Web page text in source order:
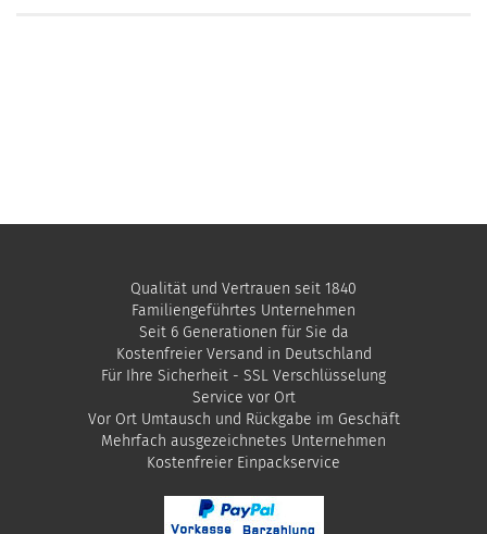
Qualität und Vertrauen seit 1840
Familiengeführtes Unternehmen
Seit 6 Generationen für Sie da
Kostenfreier Versand in Deutschland
Für Ihre Sicherheit - SSL Verschlüsselung
Service vor Ort
Vor Ort Umtausch und Rückgabe im Geschäft
Mehrfach ausgezeichnetes Unternehmen
​Kostenfreier Einpackservice